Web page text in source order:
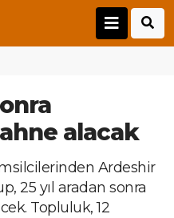
alacak
Ardeshir
25 yıl aradan sonra
Topluluk, 12